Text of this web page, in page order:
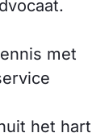
met
het hart